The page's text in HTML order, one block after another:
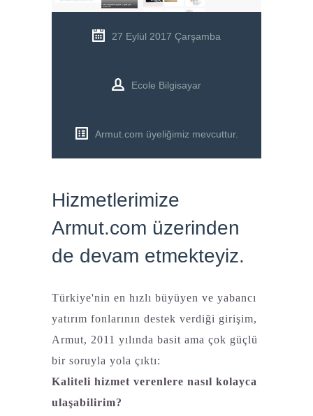
27 Eylül 2017 Çarşamba
Ecole Bilgisayar
Armut.com üyeliğimiz mevcuttur.
Hizmetlerimize
Armut.com üzerinden
de devam etmekteyiz.
Türkiye'nin en hızlı büyüyen ve yabancı
yatırım fonlarının destek verdiği girişim,
Armut, 2011 yılında basit ama çok güçlü
bir soruyla yola çıktı:
Kaliteli hizmet verenlere nasıl kolayca
ulaşabilirim?